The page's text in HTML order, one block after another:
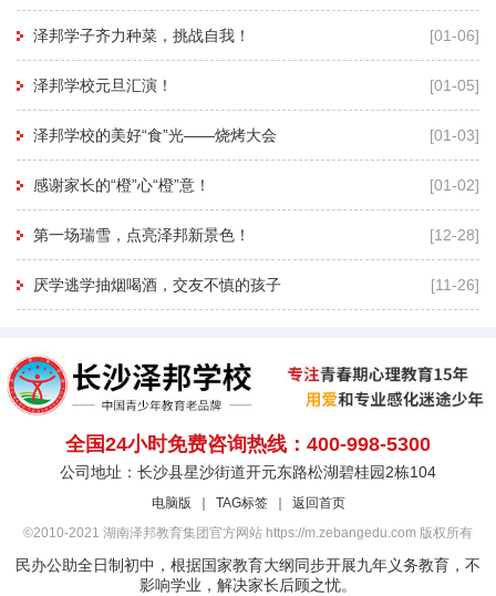
泽邦学子齐力种菜，挑战自我！ [01-06]
泽邦学校元旦汇演！ [01-05]
泽邦学校的美好“食”光——烧烤大会 [01-03]
感谢家长的“橙”心“橙”意！ [01-02]
第一场瑞雪，点亮泽邦新景色！ [12-28]
厌学逃学抽烟喝酒，交友不慎的孩子 [11-26]
全国24小时免费咨询热线：400-998-5300
公司地址：长沙县星沙街道开元东路松湖碧桂园2栋104
电脑版 TAG标签
返回首页
©2010-2021 湖南泽邦教育集团官方网站 https://m.zebangedu.com 版权所有
民办公助全日制初中，根据国家教育大纲同步开展九年义务教育，不
影响学业，解决家长后顾之忧。